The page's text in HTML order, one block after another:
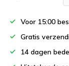
Voor 15:00
Gratis
14 dagen